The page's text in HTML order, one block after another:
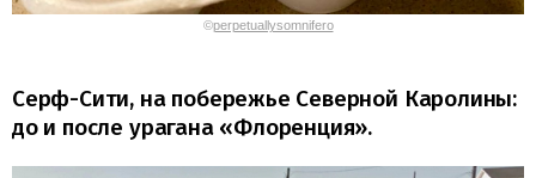
©perpetuallysomnifero
Серф-Сити, на побережье Северной Каролины:
до и после урагана «Флоренция».